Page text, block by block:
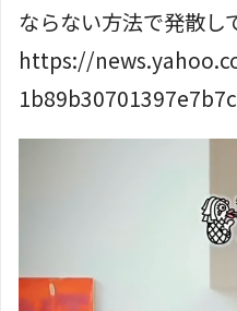
ならない方法で発散し
https://